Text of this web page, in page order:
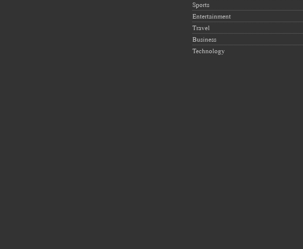
Sports
Entertainment
Travel
Business
Technology